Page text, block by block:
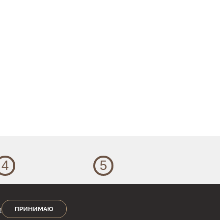
4
все детали,
оплату,
5
Доставка
ПРИНИМАЮ